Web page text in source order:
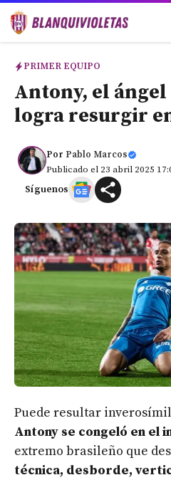
Saltar
PRIMER EQUIPO
Antony, el
logra resurgir
Por Pablo Marcos
Publicado el 23 abril 2025
Síguenos
Puede resultar
Antony se congeló en el
extremo brasileño que
técnica, desborde,